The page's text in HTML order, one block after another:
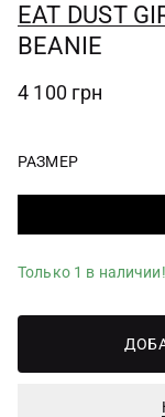
EAT DUST
BEANIE
4 100 грн
РАЗМЕР
Только 1 в наличии!